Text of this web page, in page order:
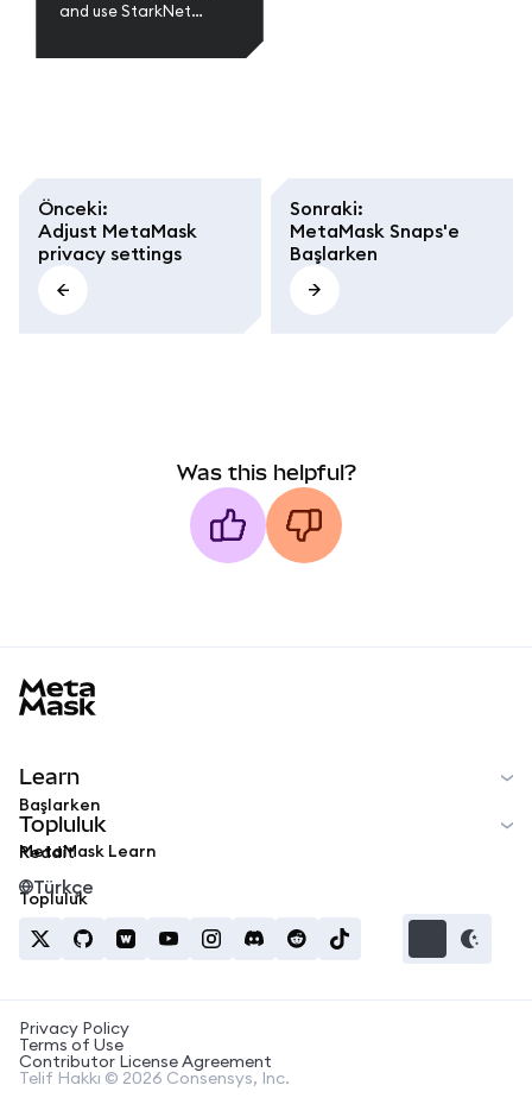
and use StarkNet
Snap: connect your
Önceki:
Adjust MetaMask
privacy settings
Sonraki:
MetaMask Snaps'e
Başlarken
Was this helpful?
Learn
Başlarken
MetaMask Learn
Topluluk
Reddit
Topluluk
Türkçe
Privacy Policy
Terms of Use
Contributor License Agreement
Telif Hakkı © 2026 Consensys, Inc.